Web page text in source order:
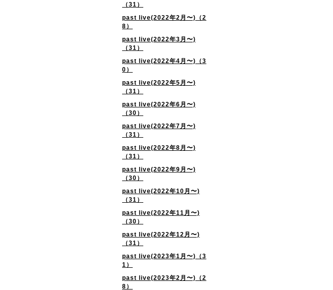
（31）
past live(2022年2月〜)（2
8）
past live(2022年3月〜)
（31）
past live(2022年4月〜)（3
0）
past live(2022年5月〜)
（31）
past live(2022年6月〜)
（30）
past live(2022年7月〜)
（31）
past live(2022年8月〜)
（31）
past live(2022年9月〜)
（30）
past live(2022年10月〜)
（31）
past live(2022年11月〜)
（30）
past live(2022年12月〜)
（31）
past live(2023年1月〜)（3
1）
past live(2023年2月〜)（2
8）